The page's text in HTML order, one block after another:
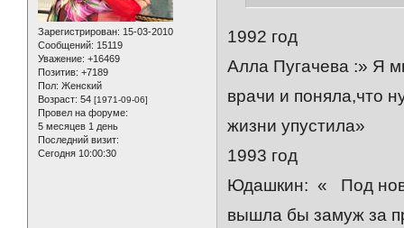
Зарегистрирован: 15-03-2010
Сообщений: 15119
Уважение: +16469
Позитив: +7189
Пол: Женский
Возраст: 54 [1971-09-06]
Провел на форуме:
5 месяцев 1 день
Последний визит:
Сегодня 10:00:30
1992 год
Алла Пугачева :» Я
врачи и поняла,что
жизни упустила»
1993 год
Юдашкин: « Под
вышла бы замуж за